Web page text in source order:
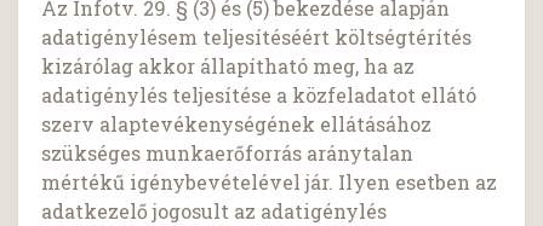
Az Infotv. 29. § (3) és (5) bekezdése alapján
adatigénylésem teljesítéséért költségtérítés
kizárólag akkor állapítható meg, ha az
adatigénylés teljesítése a közfeladatot ellátó
szerv alaptevékenységének ellátásához
szükséges munkaerőforrás aránytalan
mértékű igénybevételével jár. Ilyen esetben az
adatkezelő jogosult az adatigénylés